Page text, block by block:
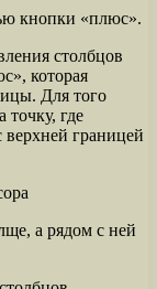
кнопки «плюс».
столбцов
которая
Для того
точку, где
верхней границей
а рядом с ней